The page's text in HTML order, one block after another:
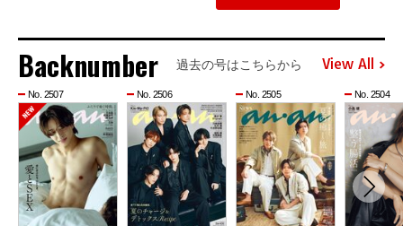
Backnumber 過去の号はこちらから View All
No. 2507 No. 2506 No. 2505 No. 2504